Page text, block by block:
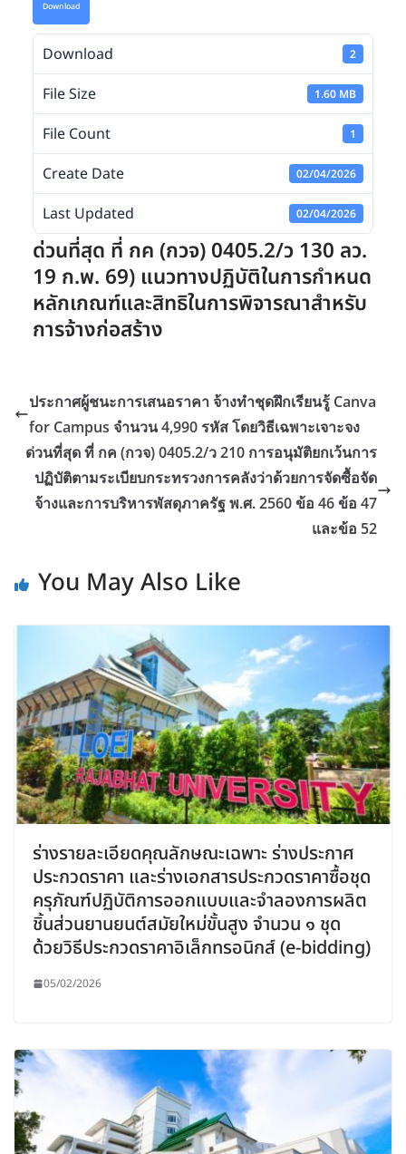
Download
Download 2
File Size 1.60 MB
File Count 1
Create Date 02/04/2026
Last Updated 02/04/2026
ด่วนที่สุด ที่ กค (กวจ) 0405.2/ว 130 ลว.
19 ก.พ. 69) แนวทางปฏิบัติในการกำหนด
หลักเกณฑ์และสิทธิในการพิจารณาสำหรับ
การจ้างก่อสร้าง
ประกาศผู้ชนะการเสนอราคา จ้างทำชุดฝึกเรียนรู้ Canva
for Campus จำนวน 4,990 รหัส โดยวิธีเฉพาะเจาะจง
ด่วนที่สุด ที่ กค (กวจ) 0405.2/ว 210 การอนุมัติยกเว้นการ
ปฏิบัติตามระเบียบกระทรวงการคลังว่าด้วยการจัดซื้อจัด
จ้างและการบริหารพัสดุภาครัฐ พ.ศ. 2560 ข้อ 46 ข้อ 47
และข้อ 52
You May Also Like
ร่างรายละเอียดคุณลักษณะเฉพาะ ร่างประกาศ
ประกวดราคา และร่างเอกสารประกวดราคาซื้อชุด
ครุภัณฑ์ปฏิบัติการออกแบบและจำลองการผลิต
ชิ้นส่วนยานยนต์สมัยใหม่ขั้นสูง จำนวน ๑ ชุด
ด้วยวิธีประกวดราคาอิเล็กทรอนิกส์ (e-bidding)
05/02/2026